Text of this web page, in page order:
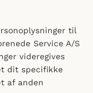
til
Service A/S
videregives
dit specifikke
af anden